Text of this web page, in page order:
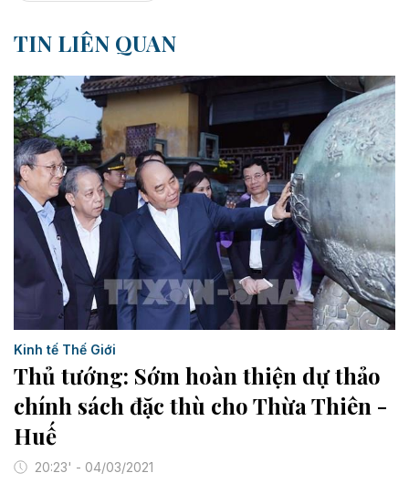
TIN LIÊN QUAN
Kinh tế Thế Giới
Thủ tướng: Sớm hoàn thiện dự thảo
chính sách đặc thù cho Thừa Thiên -
Huế
20:23' - 04/03/2021